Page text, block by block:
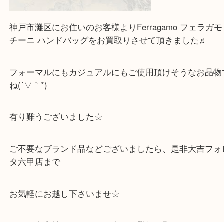
買取大吉フォレスタ六甲店に来てよかった！そう思
だけるよう丁寧に査定させていただきます。
Facebook
Twitter
Line
Ferragamo フェラガモ ハンドバッグ
公開日:2025/10/18 最終更新日:2025/10/17
Ferragamo フェラガモ ハンドバッグ（ Ferragamo フェラガモ
ハンド
N/A ）